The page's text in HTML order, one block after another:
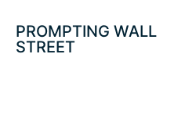
PROMPTING WALL
STREET